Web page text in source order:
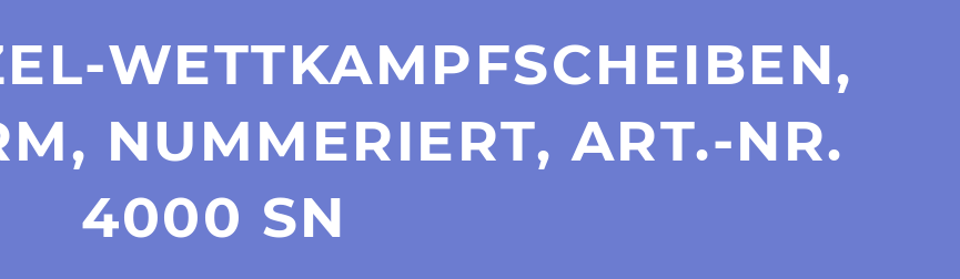
WETTKAMPFSCHEIBEN,
NUMMERIERT, ART.-NR.
4000 SN